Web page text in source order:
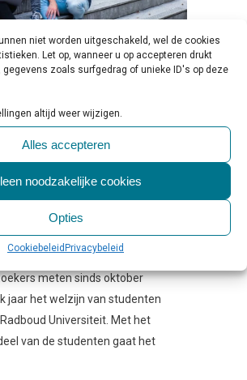
niet worden uitgeschakeld, wel de cookies
Let op, wanneer u op accepteren drukt
gegevens zoals surfgedrag of unieke ID's op deze
altijd weer wijzigen.
Alles accepteren
noodzakelijke cookies
Opties
Cookiebeleid Privacybeleid
JAARLIJKS
‘VEEL
GOED, MAAR OOK
Beleid & Toezicht
Likes Share
Radboud Universiteit
meten sinds oktober
jaar het welzijn van studenten
Universiteit. Met het
van de studenten gaat het